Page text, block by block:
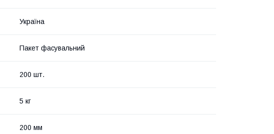
Україна
Пакет фасувальний
200 шт.
5 кг
200 мм